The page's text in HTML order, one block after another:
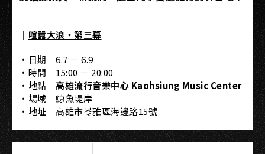
｜ 喧囂大浪・第三幕 ｜
・日期｜6.7 － 6.9
・時間｜15:00 － 20:00
・地點｜ 高雄流行音樂中心 Kaohsiung Music Center
・場域｜鯨魚堤岸
・地址｜高雄市苓雅區海邊路15號